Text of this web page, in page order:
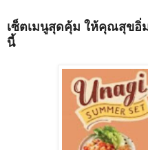
เซ็ตเมนูสุดคุ้ม ให้คุณสุขอิ่
นี้